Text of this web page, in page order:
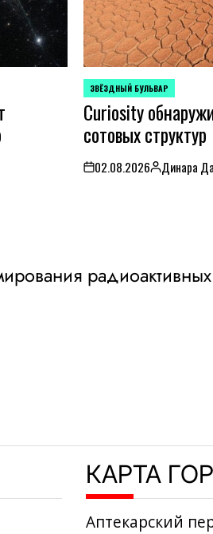
POSTED
IN
ЗВЁЗДНЫЙ БУЛЬВАР
Curiosity
сотовых структур
on02.08.2026Posted
Динара
радиоактивных
КАРТА
Аптекарский